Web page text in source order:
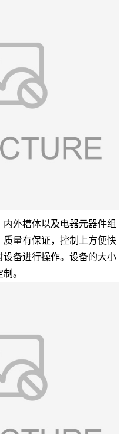
外槽体以及电器元器件组
量有保证，控制上方便快
备进行操作。设备的大小
。